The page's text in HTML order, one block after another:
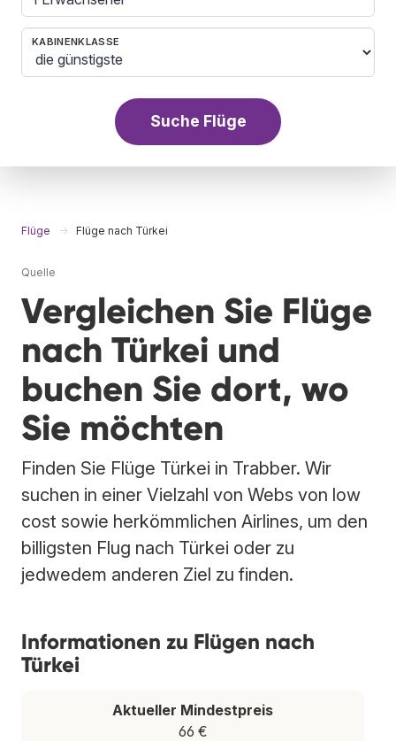
KABINENKLASSE
Suche Flüge
Flüge Flüge nach Türkei
Quelle
Vergleichen Sie Flüge
nach Türkei und
buchen Sie dort, wo
Sie möchten
Finden Sie Flüge Türkei in Trabber. Wir
suchen in einer Vielzahl von Webs von low
cost sowie herkömmlichen Airlines, um den
billigsten Flug nach Türkei oder zu
jedwedem anderen Ziel zu finden.
Informationen zu Flügen nach
Türkei
Aktueller Mindestpreis
66 €